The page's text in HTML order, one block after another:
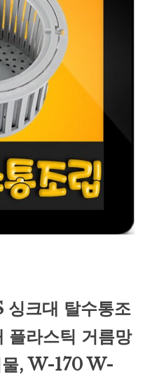
크대 탈수통조
플라스틱 거름망
물, W-170 W-